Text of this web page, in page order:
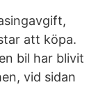
att köpa.
bil har blivit
vid sidan